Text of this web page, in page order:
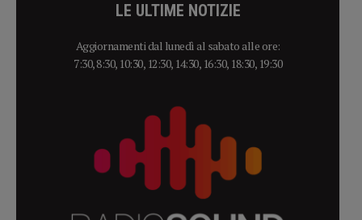
LE ULTIME NOTIZIE
Aggiornamenti dal lunedì al sabato alle ore:
7:30, 8:30, 10:30, 12:30, 14:30, 16:30, 18:30, 19:30